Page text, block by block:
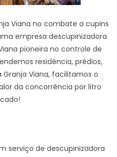
Viana no combate a cupins
empresa descupinizadora
pioneira no controle de
residência, prédios,
Viana, facilitamos o
da concorrência por litro
serviço de descupinizadora